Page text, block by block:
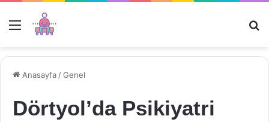
Menü
Anasayfa /Genel
Dörtyol’da Psikiyatri